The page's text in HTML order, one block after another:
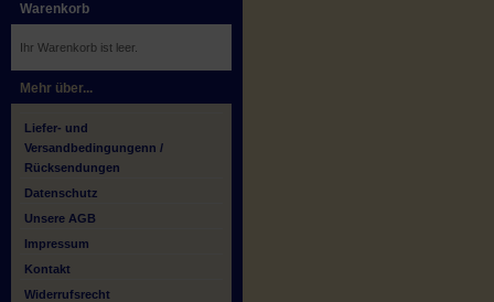
Warenkorb
Ihr Warenkorb ist leer.
Mehr über...
Liefer- und
Versandbedingungenn /
Rücksendungen
Datenschutz
Unsere AGB
Impressum
Kontakt
Widerrufsrecht